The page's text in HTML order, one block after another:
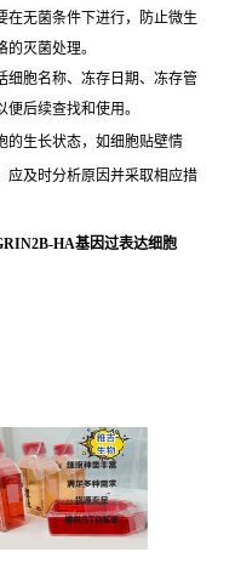
在无菌条件下进行，防止微生
灭菌处理。
细胞名称、冻存日期、冻存管
后续查找和使用。
的生长状态，如细胞贴壁情
应及时分析原因并采取相应措
HA基因过表达细胞